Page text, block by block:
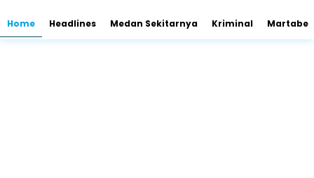
Home Headlines Medan Sekitarnya Kriminal Martabe